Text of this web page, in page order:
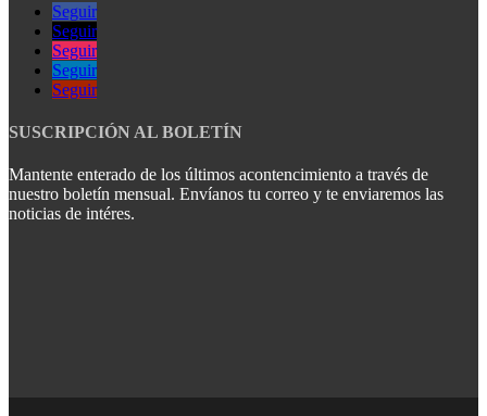
Seguir
Seguir
Seguir
Seguir
Seguir
SUSCRIPCIÓN AL BOLETÍN
Mantente enterado de los últimos acontencimiento a través de
nuestro boletín mensual. Envíanos tu correo y te enviaremos las
noticias de intéres.